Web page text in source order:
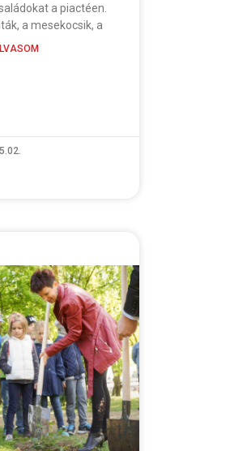
a piactéen.
a mesekocsik, a